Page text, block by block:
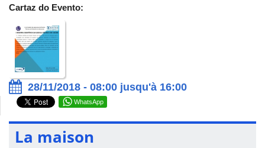
Cartaz do Evento:
28/11/2018 - 08:00 jusqu'à 16:00
WhatsApp
La maison